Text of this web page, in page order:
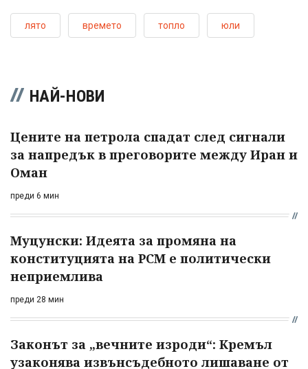
лято времето топло юли
НАЙ-НОВИ
Цените на петрола спадат след сигнали
за напредък в преговорите между Иран и
Оман
преди 6 мин
Муцунски: Идеята за промяна на
конституцията на РСМ е политически
неприемлива
преди 28 мин
Законът за „вечните изроди“: Кремъл
узаконява извънсъдебното лишаване от